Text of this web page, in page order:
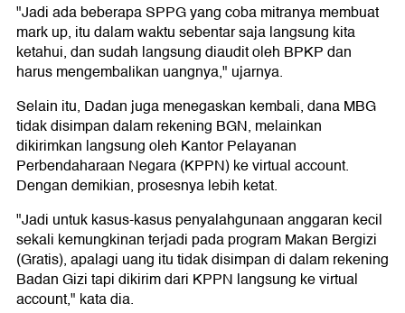
"Jadi ada beberapa SPPG yang coba mitranya membuat
mark up, itu dalam waktu sebentar saja langsung kita
ketahui, dan sudah langsung diaudit oleh BPKP dan
harus mengembalikan uangnya," ujarnya.
Selain itu, Dadan juga menegaskan kembali, dana MBG
tidak disimpan dalam rekening BGN, melainkan
dikirimkan langsung oleh Kantor Pelayanan
Perbendaharaan Negara (KPPN) ke virtual account.
Dengan demikian, prosesnya lebih ketat.
"Jadi untuk kasus-kasus penyalahgunaan anggaran kecil
sekali kemungkinan terjadi pada program Makan Bergizi
(Gratis), apalagi uang itu tidak disimpan di dalam rekening
Badan Gizi tapi dikirim dari KPPN langsung ke virtual
account," kata dia.